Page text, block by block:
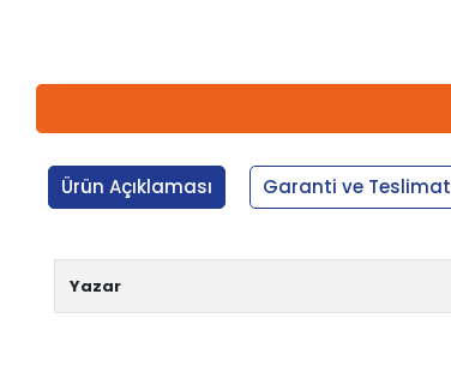
Ürün Açıklaması Garanti ve Teslimat
Yazar